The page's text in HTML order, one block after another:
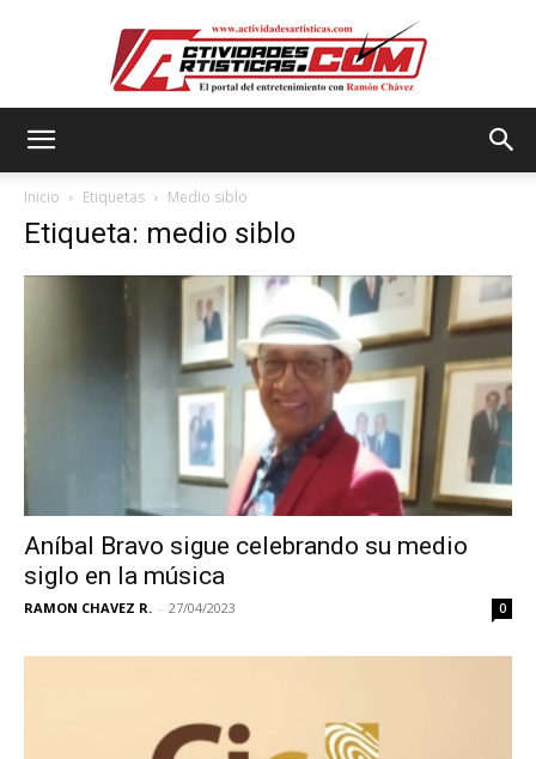
Inicio Etiquetas Medio siblo
Etiqueta: medio siblo
Aníbal Bravo sigue celebrando su medio
siglo en la música
RAMON CHAVEZ R. - 27/04/2023 0